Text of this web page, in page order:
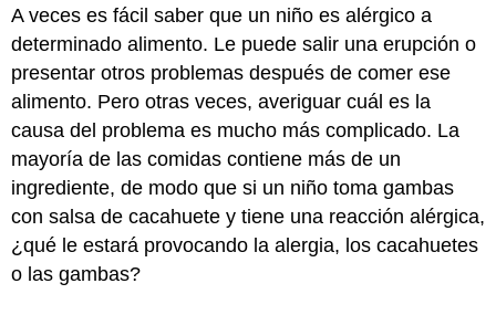
A veces es fácil saber que un niño es alérgico a
determinado alimento. Le puede salir una erupción o
presentar otros problemas después de comer ese
alimento. Pero otras veces, averiguar cuál es la
causa del problema es mucho más complicado. La
mayoría de las comidas contiene más de un
ingrediente, de modo que si un niño toma gambas
con salsa de cacahuete y tiene una reacción alérgica,
¿qué le estará provocando la alergia, los cacahuetes
o las gambas?